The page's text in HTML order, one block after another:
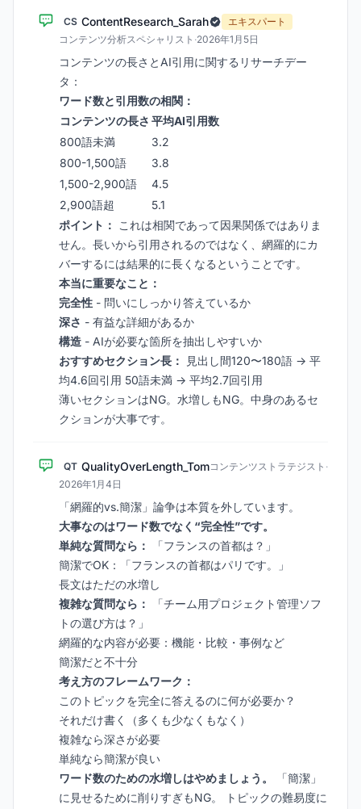
CS ContentResearch_Sarah
エキスパート
コンテンツ分析スペシャリスト ·2026年1月5日
コンテンツの長さとAI引用に関するリサーチデー
タ：
ワード数と引用数の相関：
コンテンツの長さ 平均AI引用数
800語未満
3.2
800-1,500語
3.8
1,500-2,900語
4.5
2,900語超
5.1
ポイント：
これは相関であって因果関係ではありま
せん。長いから引用されるのではなく、網羅的にカ
バーするには結果的に長くなるということです。
本当に重要なこと：
完全性 - 問いにしっかり答えているか
深さ - 有益な詳細があるか
構造 - AIが必要な箇所を抽出しやすいか
おすすめセクション長：
見出し間120〜180語 → 平
均4.6回引用 50語未満 → 平均2.7回引用
薄いセクションはNG。水増しもNG。中身のあるセ
クションが大事です。
QT QualityOverLength_Tomコンテンツストラテジスト ·
2026年1月4日
「網羅的vs.簡潔」論争は本質を外しています。
大事なのはワード数でなく“完全性”です。
単純な質問なら：
「フランスの首都は？」
簡潔でOK：「フランスの首都はパリです。」
長文はただの水増し
複雑な質問なら：
「チーム用プロジェクト管理ソフ
トの選び方は？」
網羅的な内容が必要：機能・比較・事例など
簡潔だと不十分
考え方のフレームワーク：
このトピックを完全に答えるのに何が必要か？
それだけ書く（多くも少なくもなく）
複雑なら深さが必要
単純なら簡潔が良い
ワード数のための水増しはやめましょう。
「簡潔」
に見せるために削りすぎもNG。 トピックの難易度に